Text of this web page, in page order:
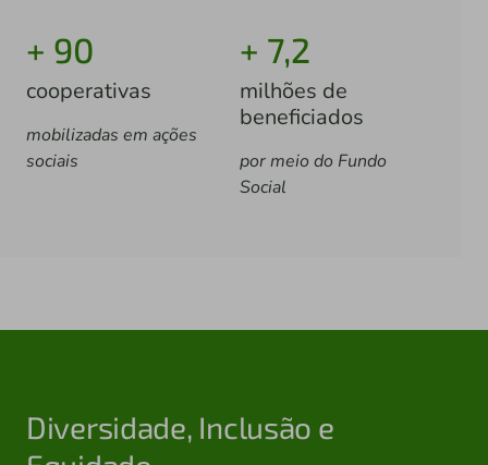
+ 90
cooperativas
mobilizadas em ações
sociais
+ 7,2
milhões de
beneficiados
por meio do Fundo
Social
Diversidade, Inclusão e